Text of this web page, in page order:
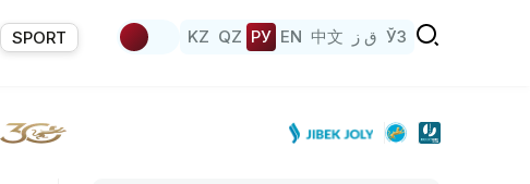
SPORT KZ QZ РУ EN 中文 ق ز ЎЗ